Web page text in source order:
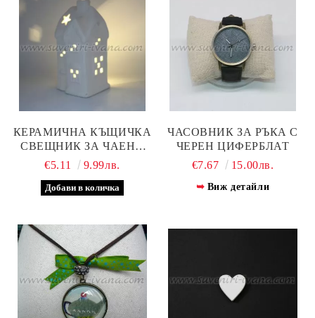
КЕРАМИЧНА КЪЩИЧКА
СВЕЩНИК ЗА ЧАЕНА
СВЕЩ – ДЕКОРАТИВНА
€5.11 9.99лв.
ЧАСОВНИК ЗА РЪКА С
ЧЕРЕН ЦИФЕРБЛАТ
€7.67
15.00лв.
Виж детайли